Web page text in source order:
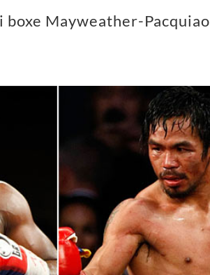
Mayweather-Pacquiao